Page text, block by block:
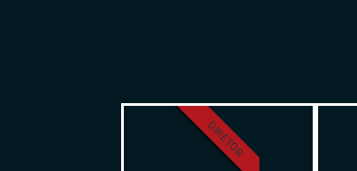
DIRETOR